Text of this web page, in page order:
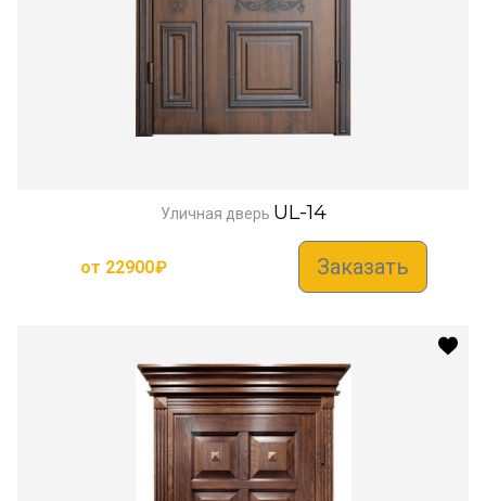
Уличная дверь UL-14
от 22900₽ Заказать